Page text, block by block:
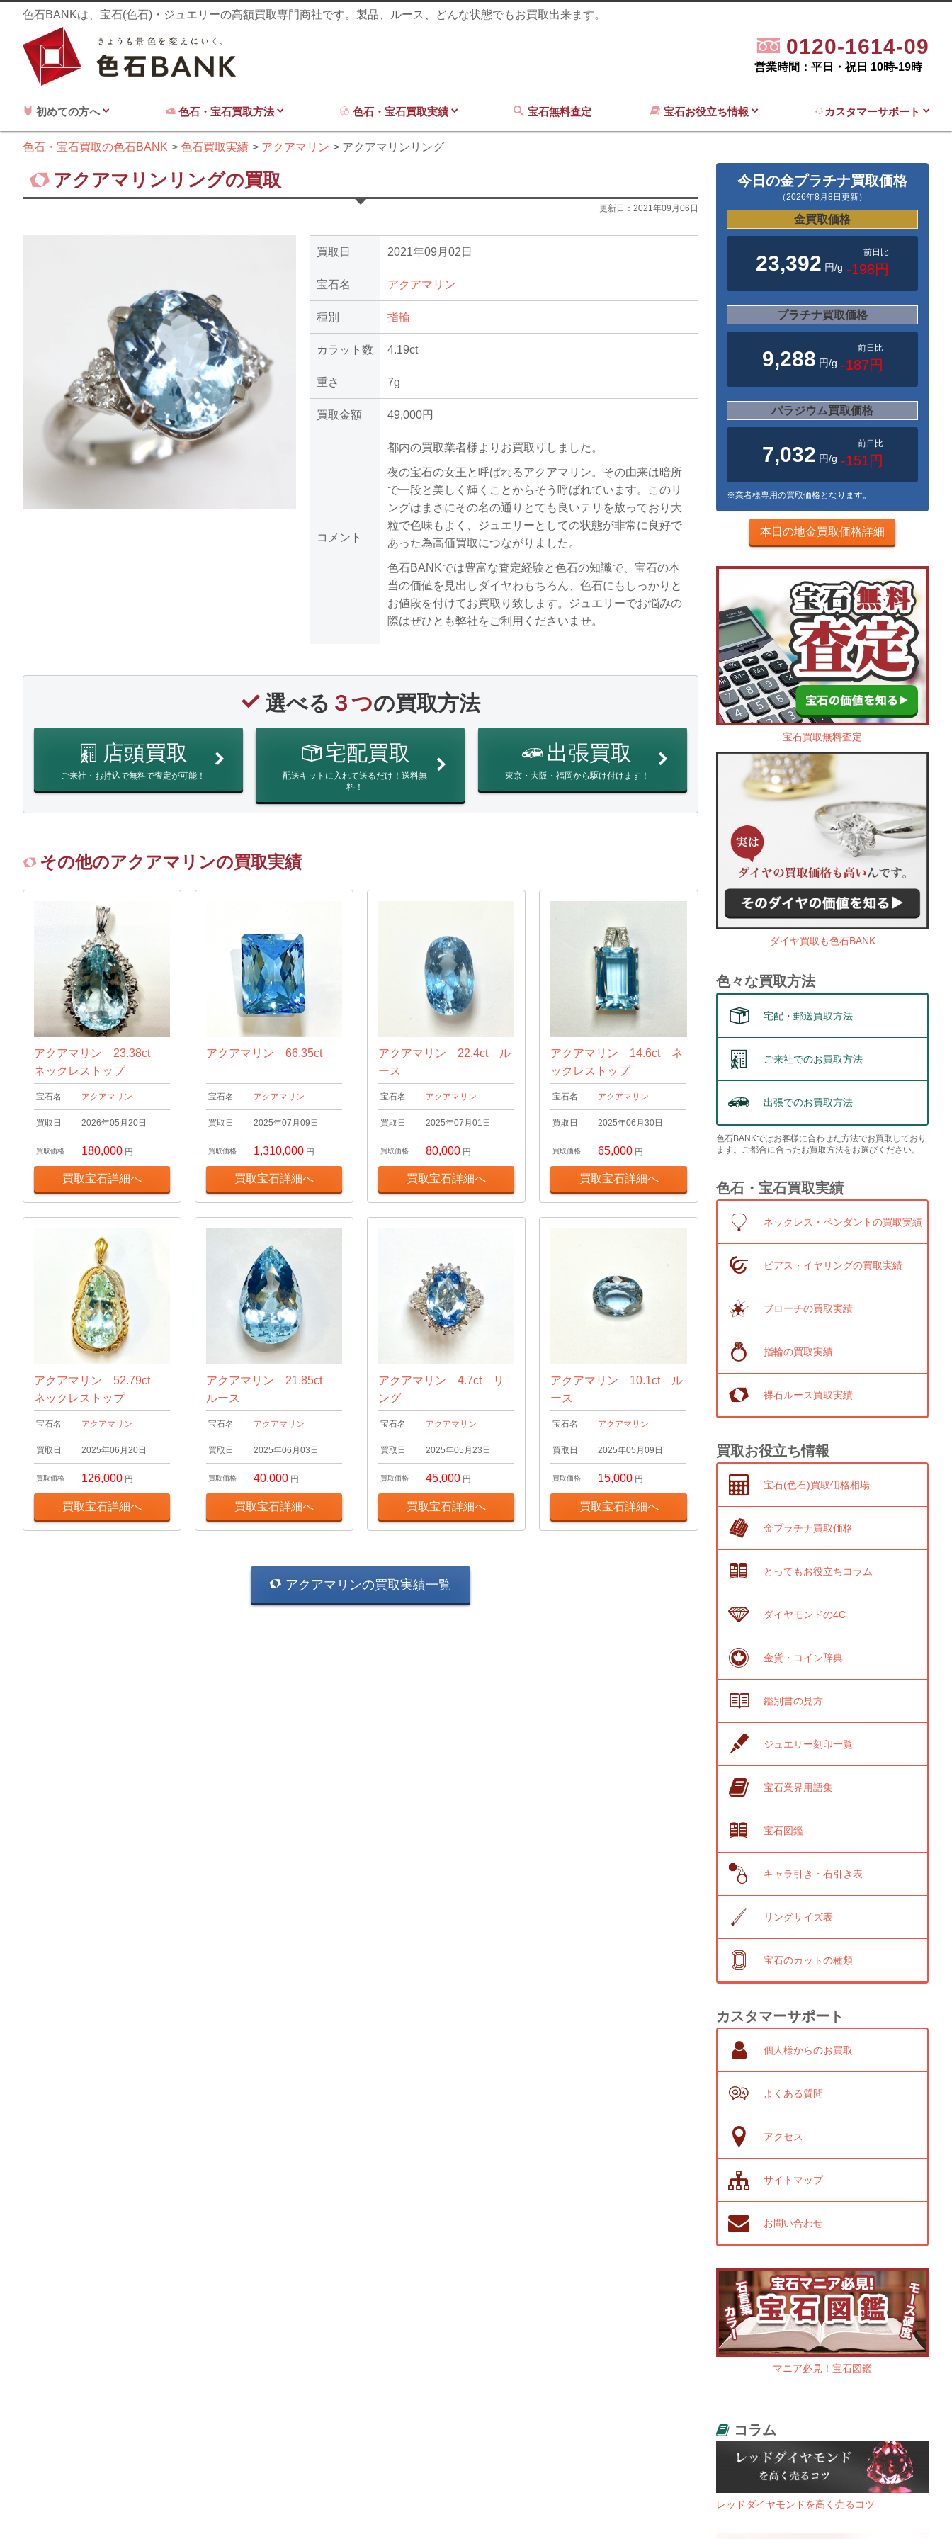
色石BANKは、宝石(色石)・ジュエリーの高額買取専門商社です。製品、ルース、どんな状態でもお買取出来ます。
0120-1614-09
営業時間：平日・祝日 10時-19時
初めての方へ 色石・宝石買取方法 色石・宝石買取実績 宝石無料査定 宝石お役立ち情報 カスタマーサポート
色石・宝石買取の色石BANK 色石買取実績 アクアマリン アクアマリンリング
アクアマリンリングの買取
更新日： 2021年09月06日
買取日 2021年09月02日
宝石名 アクアマリン
種別 指輪
カラット数 4.19ct
重さ 7g
買取金額 49,000円
コメント
都内の買取業者様よりお買取りしました。
夜の宝石の女王と呼ばれるアクアマリン。その由来は暗所
で一段と美しく輝くことからそう呼ばれています。このリ
ングはまさにその名の通りとても良いテリを放っており大
粒で色味もよく、ジュエリーとしての状態が非常に良好で
あった為高価買取につながりました。
色石BANKでは豊富な査定経験と色石の知識で、宝石の本
当の価値を見出しダイヤわもちろん、色石にもしっかりと
お値段を付けてお買取り致します。ジュエリーでお悩みの
際はぜひとも弊社をご利用くださいませ。
選べる ３つの買取方法
店頭買取
ご来社・お持込で無料で査定が可能！
宅配買取
配送キットに入れて送るだけ！送料無
料！
出張買取
東京・大阪・福岡から駆け付けます！
その他のアクアマリンの買取実績
アクアマリン 23.38ct
ネックレストップ
宝石名 アクアマリン
買取日 2026年05月20日
買取価格 180,000 円
買取宝石詳細へ
アクアマリン 66.35ct
宝石名 アクアマリン
買取日 2025年07月09日
買取価格 1,310,000 円
買取宝石詳細へ
アクアマリン 22.4ct ル
ース
宝石名 アクアマリン
買取日 2025年07月01日
買取価格 80,000 円
買取宝石詳細へ
アクアマリン 14.6ct ネ
ックレストップ
宝石名 アクアマリン
買取日 2025年06月30日
買取価格 65,000 円
買取宝石詳細へ
アクアマリン 52.79ct
ネックレストップ
宝石名 アクアマリン
買取日 2025年06月20日
買取価格 126,000 円
買取宝石詳細へ
アクアマリン 21.85ct
ルース
宝石名 アクアマリン
買取日 2025年06月03日
買取価格 40,000 円
買取宝石詳細へ
アクアマリン 4.7ct リ
ング
宝石名 アクアマリン
買取日 2025年05月23日
買取価格 45,000 円
買取宝石詳細へ
アクアマリン 10.1ct ル
ース
宝石名 アクアマリン
買取日 2025年05月09日
買取価格 15,000 円
買取宝石詳細へ
アクアマリンの買取実績一覧
今日の金プラチナ買取価格
（2026年8月8日更新）
金買取価格
23,392 円/g
前日比
-198円
プラチナ買取価格
9,288 円/g
前日比
-187円
パラジウム買取価格
7,032 円/g
前日比
-151円
※業者様専用の買取価格となります。
本日の地金買取価格詳細
宝石買取無料査定
ダイヤ買取も色石BANK
色々な買取方法
宅配・郵送買取方法
ご来社でのお買取方法
出張でのお買取方法
色石BANKではお客様に合わせた方法でお買取しており
ます。ご都合に合ったお買取方法をお選びください。
色石・宝石買取実績
ネックレス・ペンダントの買取実績
ピアス・イヤリングの買取実績
ブローチの買取実績
指輪の買取実績
裸石ルース買取実績
買取お役立ち情報
宝石(色石)買取価格相場
金プラチナ買取価格
とってもお役立ちコラム
ダイヤモンドの4C
金貨・コイン辞典
鑑別書の見方
ジュエリー刻印一覧
宝石業界用語集
宝石図鑑
キャラ引き・石引き表
リングサイズ表
宝石のカットの種類
カスタマーサポート
個人様からのお買取
よくある質問
アクセス
サイトマップ
お問い合わせ
マニア必見！宝石図鑑
コラム
レッドダイヤモンドを高く売るコツ